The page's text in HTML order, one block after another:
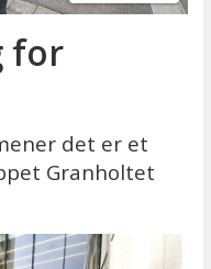
for
det er et
Granholtet